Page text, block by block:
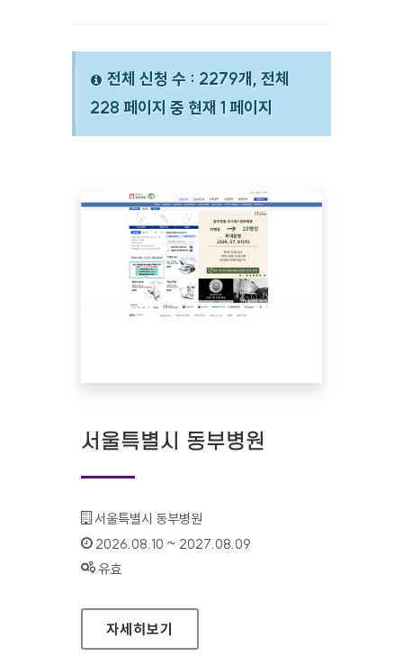
전체 신청 수 : 2279개, 전체
228 페이지 중 현재 1 페이지
서울특별시 동부병원
기관명 :
서울특별시 동부병원
인증기간 :
2026.08.10 ~ 2027.08.09
상태 :
유효
서울특별시 동부병원
자세히보기